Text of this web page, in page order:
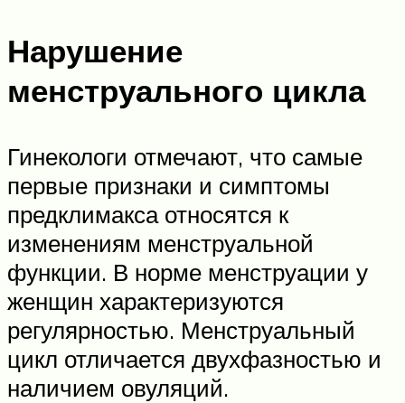
Нарушение
менструального цикла
Гинекологи отмечают, что самые
первые признаки и симптомы
предклимакса относятся к
изменениям менструальной
функции. В норме менструации у
женщин характеризуются
регулярностью. Менструальный
цикл отличается двухфазностью и
наличием овуляций.